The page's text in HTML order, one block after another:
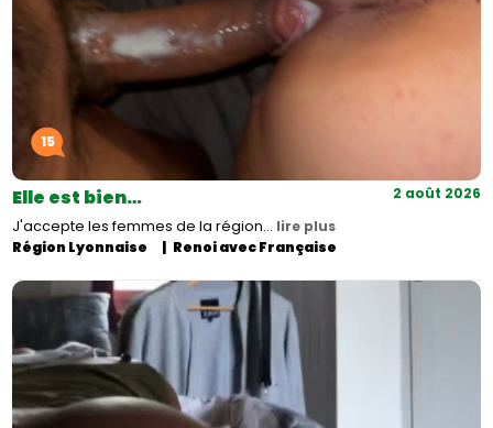
15
Elle est bien… 2 août 2026
J'accepte les femmes de la région… lire plus
Région Lyonnaise
Renoi avec Française